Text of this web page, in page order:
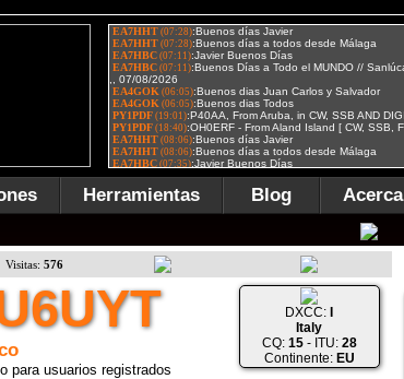
Herramientas Blog Acerca
Visitas: 576
para usuarios registrados
DXCC:
Italy
CQ: 15- ITU: 28
Continente: EU